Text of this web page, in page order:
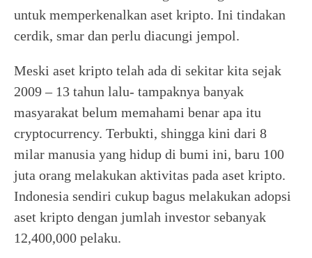
untuk memperkenalkan aset kripto. Ini tindakan
cerdik, smar dan perlu diacungi jempol.
Meski aset kripto telah ada di sekitar kita sejak
2009 – 13 tahun lalu- tampaknya banyak
masyarakat belum memahami benar apa itu
cryptocurrency. Terbukti, shingga kini dari 8
milar manusia yang hidup di bumi ini, baru 100
juta orang melakukan aktivitas pada aset kripto.
Indonesia sendiri cukup bagus melakukan adopsi
aset kripto dengan jumlah investor sebanyak
12,400,000 pelaku.